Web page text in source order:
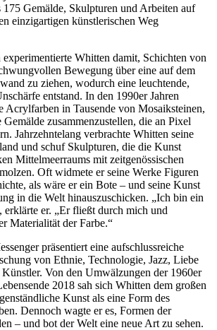
175 Gemälde, Skulpturen und Arbeiten auf
einzigartigen künstlerischen Weg
experimentierte Whitten damit, Schichten von
Bewegung über eine auf dem
zu ziehen, wodurch eine leuchtende,
entstand. In den 1990er Jahren
Acrylfarben in Tausende von Mosaiksteinen,
zusammenzustellen, die an Pixel
Jahrzehntelang verbrachte Whitten seine
und schuf Skulpturen, die die Kunst
Mittelmeerraums mit zeitgenössischen
Oft widmete er seine Werke Figuren
als wäre er ein Bote – und seine Kunst
in die Welt hinauszuschicken. „Ich bin ein
erklärte er. „Er fließt durch mich und
Materialität der Farbe.“
präsentiert eine aufschlussreiche
von Ethnie, Technologie, Jazz, Liebe
Von den Umwälzungen der 1960er
2018 sah sich Whitten dem großen
Kunst als eine Form des
Dennoch wagte er es, Formen der
– und bot der Welt eine neue Art zu sehen.